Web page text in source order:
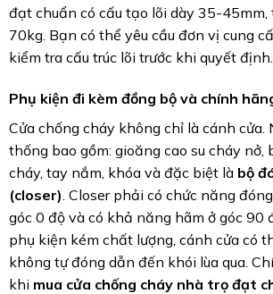
đạt chuẩn có cấu tạo lõi dày 35-
70kg. Bạn có thể yêu cầu đơn vị cung
kiểm tra cấu trúc lõi trước khi quyết định.
Phụ kiện đi kèm đồng bộ và chính
Cửa chống cháy không chỉ là cánh cửa.
thống bao gồm: gioăng cao su cháy nở,
cháy, tay nắm, khóa và đặc biệt là bộ
(closer) . Closer phải có chức năng
góc 0 độ và có khả năng hãm ở góc 90
phụ kiện kém chất lượng, cánh cửa có
không tự đóng dẫn đến khói lùa qua.
khi mua cửa chống cháy nhà trọ đạt